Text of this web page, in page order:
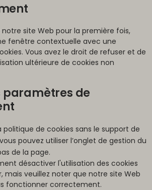
notre site Web pour la première fois,
fenêtre contextuelle avec une
Vous avez le droit de refuser et de
ultérieure de cookies non
paramètres de
politique de cookies sans le support de
pouvez utiliser l’onglet de gestion du
de la page.
désactiver l'utilisation des cookies
mais veuillez noter que notre site Web
fonctionner correctement.